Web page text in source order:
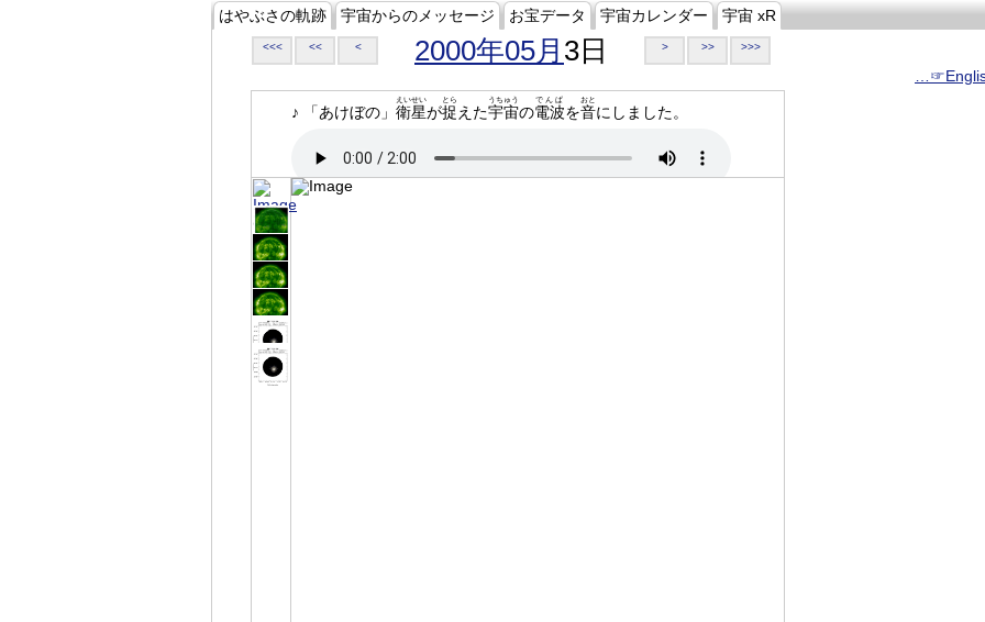
はやぶさの軌跡 宇宙からのメッセージ お宝データ 宇宙カレンダー 宇宙 xR
<<< << < 2000年05月 3日 > >> >>>
♪ 「あけぼの」 衛星
えいせい
が捉
とら
えた宇宙
うちゅう
の電波
でんぱ
を音
おと
にしました。